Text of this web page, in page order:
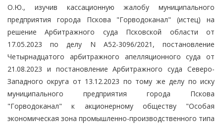
О.Ю., изучив кассационную жалобу муниципального
предприятия города Пскова "Горводоканал" (истец) на
решение Арбитражного суда Псковской области от
17.05.2023 по делу N А52-3096/2021, постановление
Четырнадцатого арбитражного апелляционного суда от
21.08.2023 и постановление Арбитражного суда Северо-
Западного округа от 13.12.2023 по тому же делу по иску
муниципального предприятия города Пскова
"Горводоканал" к акционерному обществу "Особая
экономическая зона промышленно-производственного типа